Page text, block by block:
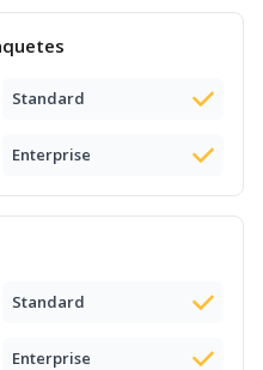
Standard
Enterprise
Standard
Enterprise